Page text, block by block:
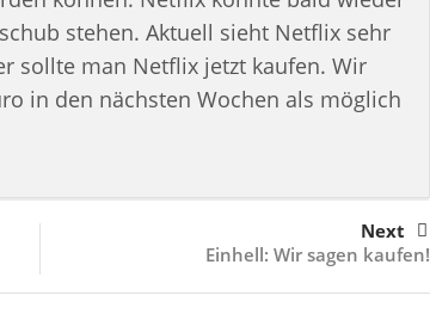
stehen. Aktuell sieht Netflix sehr
sollte man Netflix jetzt kaufen. Wir
in den nächsten Wochen als möglich
Next
Einhell: Wir sagen kaufen!